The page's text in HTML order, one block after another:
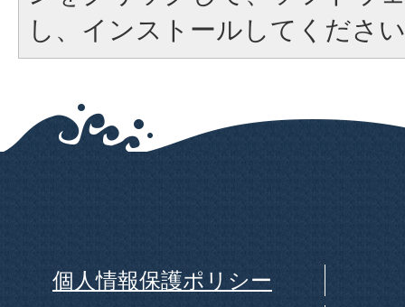
し、インストールしてくださ
個人情報保護ポリシー